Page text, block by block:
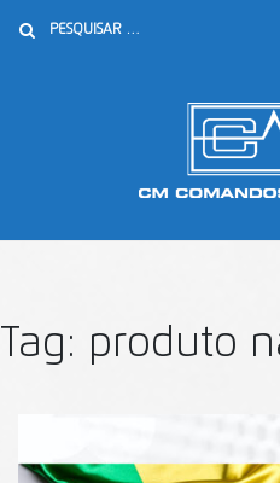
Tag: produto